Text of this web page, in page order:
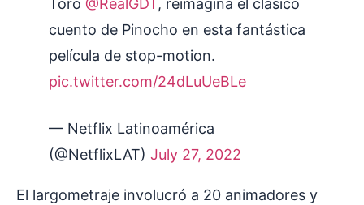
Toro @RealGDT , reimagina el clásico
cuento de Pinocho en esta fantástica
película de stop-motion.
pic.twitter.com/24dLuUeBLe
— Netflix Latinoamérica
(@NetflixLAT) July 27, 2022
El largometraje involucró a 20 animadores y